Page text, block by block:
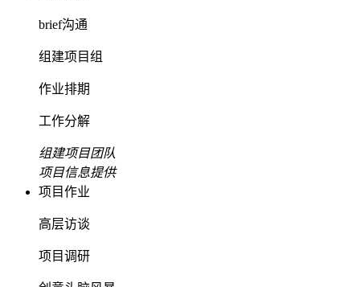
brief沟通
组建项目组
作业排期
工作分解
组建项目团队
项目信息提供
项目作业
高层访谈
项目调研